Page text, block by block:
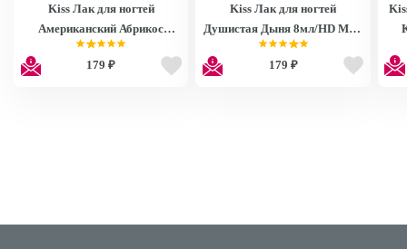
Kiss Лак для ногтей
Американский Абрикос
8мл/HD Mini Nail Polish
MNP28
179 ₽
Kiss Лак для ногтей
Душистая Дыня 8мл/HD Mini
Nail Polish MNP27
179 ₽